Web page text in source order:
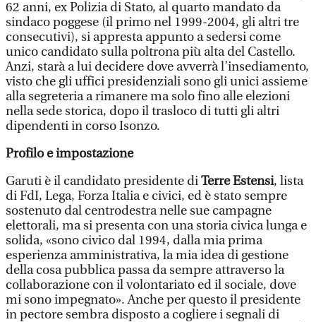
62 anni, ex Polizia di Stato, al quarto mandato da
sindaco poggese (il primo nel 1999-2004, gli altri tre
consecutivi), si appresta appunto a sedersi come
unico candidato sulla poltrona più alta del Castello.
Anzi, starà a lui decidere dove avverrà l’insediamento,
visto che gli uffici presidenziali sono gli unici assieme
alla segreteria a rimanere ma solo fino alle elezioni
nella sede storica, dopo il trasloco di tutti gli altri
dipendenti in corso Isonzo.
Profilo e impostazione
Garuti è il candidato presidente diTerre Estensi, lista
di FdI, Lega, Forza Italia e civici, ed è stato sempre
sostenuto dal centrodestra nelle sue campagne
elettorali, ma si presenta con una storia civica lunga e
solida, «sono civico dal 1994, dalla mia prima
esperienza amministrativa, la mia idea di gestione
della cosa pubblica passa da sempre attraverso la
collaborazione con il volontariato ed il sociale, dove
mi sono impegnato». Anche per questo il presidente
in pectore sembra disposto a cogliere i segnali di